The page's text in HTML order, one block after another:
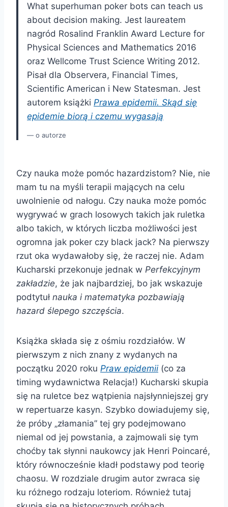
What superhuman poker bots can teach us
about decision making. Jest laureatem
nagród Rosalind Franklin Award Lecture for
Physical Sciences and Mathematics 2016
oraz Wellcome Trust Science Writing 2012.
Pisał dla Observera, Financial Times,
Scientific American i New Statesman. Jest
autorem książki Prawa epidemii. Skąd się
epidemie biorą i czemu wygasają
o autorze
Czy nauka może pomóc hazardzistom? Nie, nie
mam tu na myśli terapii mających na celu
uwolnienie od nałogu. Czy nauka może pomóc
wygrywać w grach losowych takich jak ruletka
albo takich, w których liczba możliwości jest
ogromna jak poker czy black jack? Na pierwszy
rzut oka wydawałoby się, że raczej nie. Adam
Kucharski przekonuje jednak w Perfekcyjnym
zakładzie, że jak najbardziej, bo jak wskazuje
podtytuł nauka i matematyka pozbawiają
hazard ślepego szczęścia.
Książka składa się z ośmiu rozdziałów. W
pierwszym z nich znany z wydanych na
początku 2020 roku Praw epidemii(co za
timing wydawnictwa Relacja!) Kucharski skupia
się na ruletce bez wątpienia najsłynniejszej gry
w repertuarze kasyn. Szybko dowiadujemy się,
że próby „złamania” tej gry podejmowano
niemal od jej powstania, a zajmowali się tym
choćby tak słynni naukowcy jak Henri Poincaré,
który równocześnie kładł podstawy pod teorię
chaosu. W rozdziale drugim autor zwraca się
ku różnego rodzaju loteriom. Również tutaj